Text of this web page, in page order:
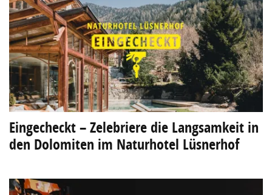
Eingecheckt – Zelebriere die Langsamkeit in
den Dolomiten im Naturhotel Lüsnerhof